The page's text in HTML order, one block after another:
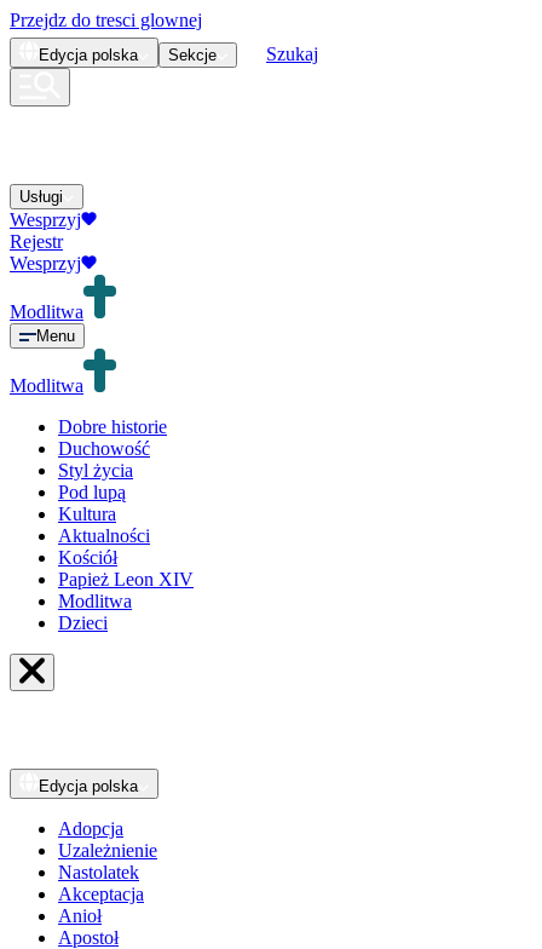
Przejdz do tresci glownej
Edycja polska Sekcje Szukaj
Usługi
Wesprzyj
Rejestr
Wesprzyj
Modlitwa
Menu
Modlitwa
Dobre historie
Duchowość
Styl życia
Pod lupą
Kultura
Aktualności
Kościół
Papież Leon XIV
Modlitwa
Dzieci
Edycja polska
Adopcja
Uzależnienie
Nastolatek
Akceptacja
Anioł
Apostoł